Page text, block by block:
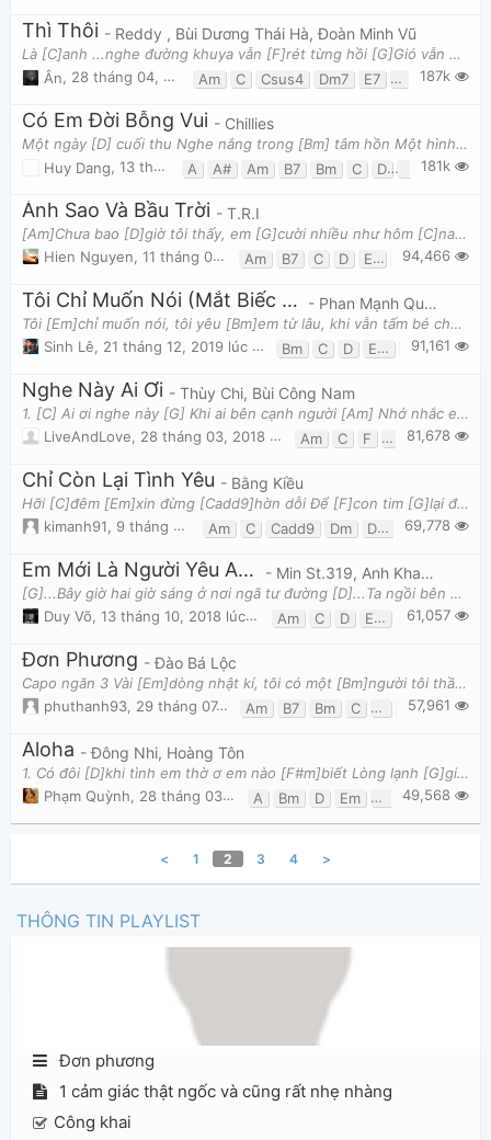
Thì Thôi - Reddy , Bùi Dương Thái Hà, Đoàn Minh Vũ
Là [C]anh ...nghe đường khuya vẫn [F]rét từng hồi [G]Gió vẫn hát ngàn lời chuyện yêu vẫn [Csus4]
Ân, 28 tháng 04, 2018 lúc 05:46pm Am C Csus4 Dm7 E7 Em F G
187k
Có Em Đời Bỗng Vui - Chillies
Một ngày [D] cuối thu Nghe nắng trong [Bm] tâm hồn Một hình [Em] bóng ai kia gọi mời Một [G] trá
Huy Dang, 13 tháng 01, 2020 lúc 03:18am A A# Am B7 Bm C D Em F
181k
Ánh Sao Và Bầu Trời - T.R.I
[Am]Chưa bao [D]giờ tôi thấy, em [G]cười nhiều như hôm [C]nay [Am]Chưa bao [B7]giờ
Hien Nguyen, 11 tháng 09, 2021 lúc 09:21am Am B7 C D E7 Em G
94,466
Tôi Chỉ Muốn Nói (Mắt Biếc OST) - Phan Mạnh Quỳnh
Tôi [Em]chỉ muốn nói, tôi yêu [Bm]em từ lâu, khi vẫn tấm bé chưa một [Em]lần biết sầu, đôi mắt d
Sinh Lê, 21 tháng 12, 2019 lúc 10:18am Bm C D Em G91,161
Nghe Này Ai Ơi - Thùy Chi, Bùi Công Nam
1. [C] Ai ơi nghe này [G] Khi ai bên cạnh người [Am] Nhớ nhắc em ngủ sớm mỗi đêm [F] Đánh thức e
LiveAndLove, 28 tháng 03, 2018 lúc 03:27pm Am C F G 81,678
Chỉ Còn Lại Tình Yêu - Bằng Kiều
Hỡi [C]đêm [Em]xin đừng [Cadd9]hờn dỗi Để [F]con tim [G]lại đầy bóng tối muộn [Cadd9]phiền Và [F]c
kimanh91, 9 tháng 08, 2013 lúc 12:11pm Am C Cadd9 Dm Dm7 E7 Em
69,778
Em Mới Là Người Yêu Anh - Min St.319, Anh Khang
[G]...Bây giờ hai giờ sáng ở nơi ngã tư đường [D]...Ta ngồi bên cạnh nhau lặng im ngắm phố phường
Duy Võ, 13 tháng 10, 2018 lúc 05:18am Am C D Em G
61,057
Đơn Phương - Đào Bá Lộc
Capo ngăn 3 Vài [Em]dòng nhật kí, tôi có một [Bm]người tôi thầm thương [Em] Nhưng [C]tình này chỉ [D
phuthanh93, 29 tháng 07, 2015 lúc 07:23pm Am B7 Bm C D Em G
57,961
Aloha - Đông Nhi, Hoàng Tôn
1. Có đôi [D]khi tình em thờ ơ em nào [F#m]biết Lòng lạnh [G]giá với những ước [A]muốn sao mỏng [D
Phạm Quỳnh
28 tháng 03, 2023 lúc 11:28pm A Bm D Em F#m G
49,568
< 1 2 3 4 >
THÔNG TIN PLAYLIST
Đơn phương
1 cảm giác thật ngốc và cũng rất nhẹ nhàng
Công khai